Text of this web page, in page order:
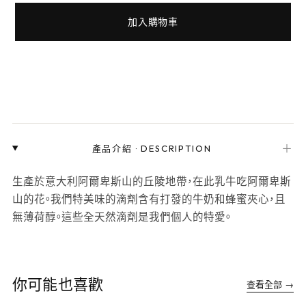
加入購物車
產品介紹 ·DESCRIPTION ＋
生產於意大利阿爾卑斯山的丘陵地帶，在此乳牛吃阿爾卑斯
山的花。我們特美味的滴劑含有打發的牛奶和蜂蜜夾心，且
無薄荷醇。這些全天然滴劑是我們個人的特愛。
你可能也喜歡 查看全部 →